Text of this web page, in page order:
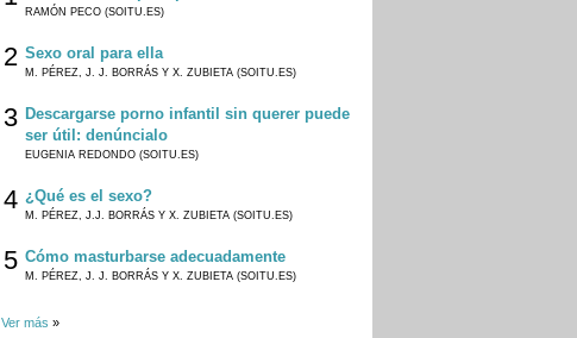
RAMÓN PECO (SOITU.ES)
2 Sexo oral para ella
M. PÉREZ, J. J. BORRÁS Y X. ZUBIETA (SOITU.ES)
3 Descargarse porno infantil sin querer puede
ser útil: denúncialo
EUGENIA REDONDO (SOITU.ES)
4 ¿Qué es el sexo?
M. PÉREZ, J.J. BORRÁS Y X. ZUBIETA (SOITU.ES)
5 Cómo masturbarse adecuadamente
M. PÉREZ, J. J. BORRÁS Y X. ZUBIETA (SOITU.ES)
Ver más »